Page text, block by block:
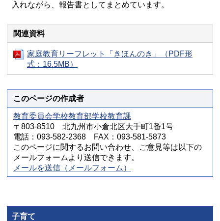
入れながら、報告書としてまとめています。
関連資料
家庭教育リーフレット「きほんのき」（PDF形
式：16.5MB）
このページの作成者
教育委員会学校教育部学校教育課
〒803-8510 北九州市小倉北区大手町1番1号
電話：093-582-2368 FAX：093-581-5873
このページに関するお問い合わせ、ご意見等は以下の
メールフォームより送信できます。
メールを送信（メールフォーム）
子育て